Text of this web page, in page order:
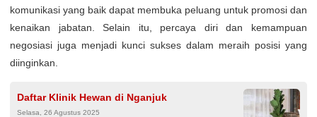
komunikasi yang baik dapat membuka peluang untuk promosi dan
kenaikan jabatan. Selain itu, percaya diri dan kemampuan
negosiasi juga menjadi kunci sukses dalam meraih posisi yang
diinginkan.
Daftar Klinik Hewan di Nganjuk
Selasa, 26 Agustus 2025